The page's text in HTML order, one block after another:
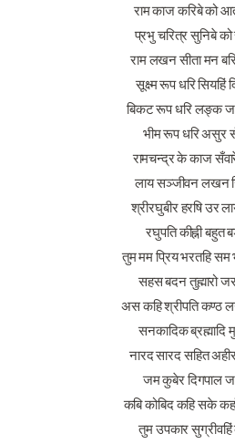
राम काज करिबे को
प्रभु चरित्र सुनिबे को
राम लखन सीता मन
सूक्ष्म रूप धरि सियहिं
बिकट रूप धरि लङ्क
भीम रूप धरि असुर
रामचन्द्र के काज
लाय सञ्जीवन लखन
श्रीरघुबीर हरषि उर
रघुपति कीह्नी बहुत
तुम मम प्रिय भरतहि
सहस बदन तुह्मारो
अस कहि श्रीपति कण्ठ
सनकादिक ब्रह्मादि
नारद सारद सहित
जम कुबेर दिगपाल
कबि कोबिद कहि सके
तुम उपकार सुग्रीवहिं